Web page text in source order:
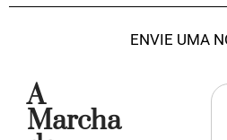
ENVIE UMA
A
Marcha